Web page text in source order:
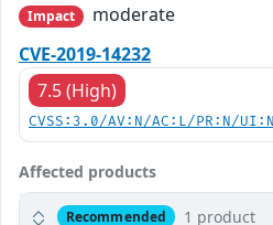
Impact
moderate
CVE-2019-14232
7.5 (High)
CVSS:3.0/AV:N/AC:L/PR:N/
Affected products
Recommended 1 product